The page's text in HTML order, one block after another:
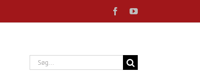
FacebookYouTube
Søg
efter: